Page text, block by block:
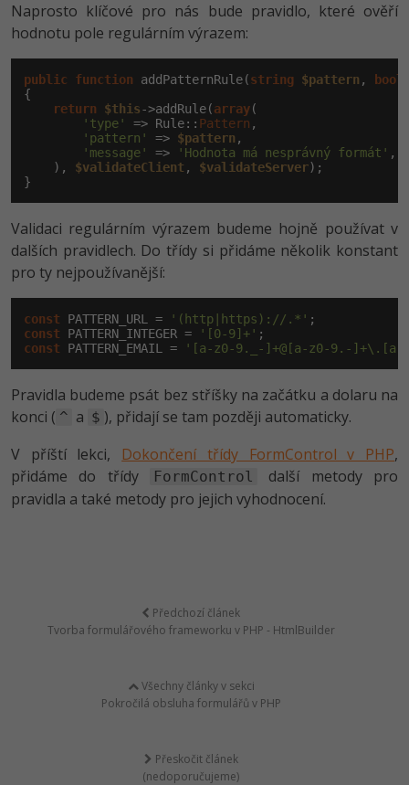
Naprosto klíčové pro nás bude pravidlo, které ověří
hodnotu pole regulárním výrazem:
public function addPatternRule(string $pattern ,
bool
{
return
$this->addRule(array(
'type'
=> Rule:: Pattern ,
'pattern'
=> $pattern ,
'message'
=> 'Hodnota má nesprávný formát' ,
    ),
$validateClient , $validateServer);
}
Validaci regulárním výrazem budeme hojně používat v
dalších pravidlech. Do třídy si přidáme několik konstant
pro ty nejpoužívanější:
const PATTERN_URL = '(http|https)://.*'
const PATTERN_INTEGER = '[0-9]+'
const PATTERN_EMAIL = '[a-z0-9._-]+@[a-z0-9.-
Pravidla budeme psát bez stříšky na začátku a dolaru na
konci ( ^ a $ ), přidají se tam později automaticky.
V příští lekci, Dokončení třídy FormControl v PHP,
přidáme do třídy
FormControl
další metody pro
pravidla a také metody pro jejich vyhodnocení.
Předchozí článek
Tvorba formulářového frameworku v PHP - HtmlBuilder
Všechny články v sekci
Pokročilá obsluha formulářů v PHP
Přeskočit článek
(nedoporučujeme)